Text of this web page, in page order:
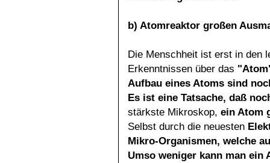
b) Atomreaktor großen
Die Menschheit ist erst in den
Erkenntnissen über das
Aufbau eines Atoms sind
Es ist eine Tatsache, daß
stärkste Mikroskop, ein Atom
Selbst durch die neuesten
Mikro-Organismen, welche
Umso weniger kann man